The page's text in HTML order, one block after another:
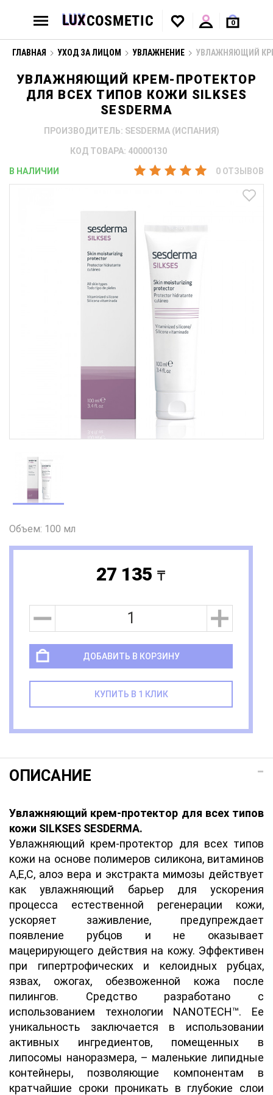
0
ГЛАВНАЯ УХОД ЗА ЛИЦОМ УВЛАЖНЕНИЕ УВЛАЖНЯЮЩИЙ
УВЛАЖНЯЮЩИЙ КРЕМ-ПРОТЕКТОР
ДЛЯ ВСЕХ ТИПОВ КОЖИ SILKSES
SESDERMA
ПРОИЗВОДИТЕЛЬ: SESDERMA (ИСПАНИЯ)
КОД ТОВАРА: 40000130
В НАЛИЧИИ 0 ОТЗЫВОВ
Объем: 100 мл
27 135 a
ДОБАВИТЬ В КОРЗИНУ
КУПИТЬ В 1 КЛИК
ОПИСАНИЕ
Увлажняющий крем-протектор для всех типов
кожи SILKSES SESDERMA.
Увлажняющий крем-протектор для всех типов
кожи на основе полимеров силикона, витаминов
А,Е,С, алоэ вера и экстракта мимозы действует
как увлажняющий барьер для ускорения
процесса естественной регенерации кожи,
ускоряет заживление, предупреждает
появление рубцов и не оказывает
мацерирующего действия на кожу. Эффективен
при гипертрофических и келоидных рубцах,
язвах, ожогах, обезвоженной кожа после
пилингов. Средство разработано с
использованием технологии NANOTECH™. Ее
уникальность заключается в использовании
активных ингредиентов, помещенных в
липосомы наноразмера, – маленькие липидные
контейнеры, позволяющие компонентам в
кратчайшие сроки проникать в глубокие слои